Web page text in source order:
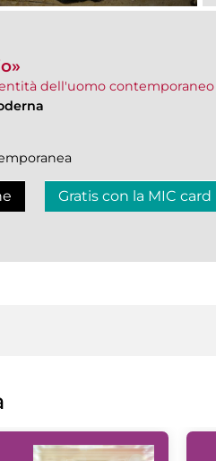
dell'uomo contemporaneo
Gratis con la MIC card